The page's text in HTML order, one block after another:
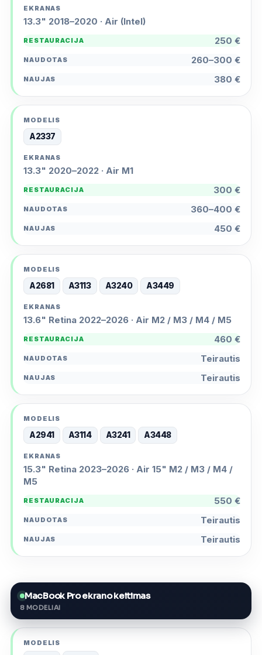
13.3" 2018–2020 · Air (Intel)
250 €
260–300 €
380 €
A2337
13.3" 2020–2022 · Air M1
300 €
360–400 €
450 €
A2681 A3113 A3240 A3449
13.6" Retina 2022–2026 · Air M2 / M3 / M4 / M5
460 €
Teirautis
Teirautis
A2941 A3114 A3241 A3448
15.3" Retina 2023–2026 · Air 15" M2 / M3 / M4 /
M5
550 €
Teirautis
Teirautis
MacBook Pro ekrano keitimas
8 MODELIAI